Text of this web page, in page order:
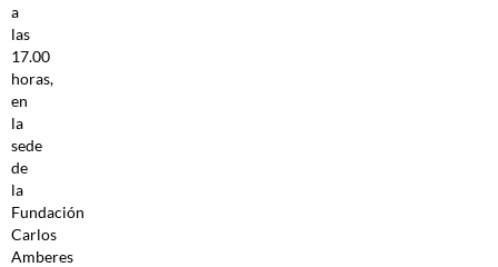
a
las
17.00
horas,
en
la
sede
de
la
Fundación
Carlos
Amberes